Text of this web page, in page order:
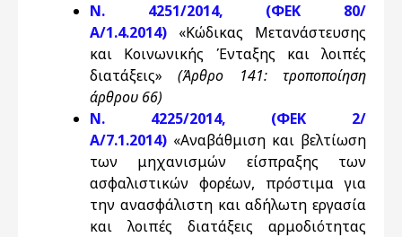
Ν. 4251/2014, (ΦΕΚ 80/
Α/1.4.2014) «Κώδικας Μετανάστευσης
και Κοινωνικής Ένταξης και λοιπές
διατάξεις»(Άρθρο 141: τροποποίηση
άρθρου 66)
Ν. 4225/2014, (ΦΕΚ 2/
Α/7.1.2014) «Αναβάθμιση και βελτίωση
των μηχανισμών είσπραξης των
ασφαλιστικών φορέων, πρόστιμα για
την ανασφάλιστη και αδήλωτη εργασία
και λοιπές διατάξεις αρμοδιότητας